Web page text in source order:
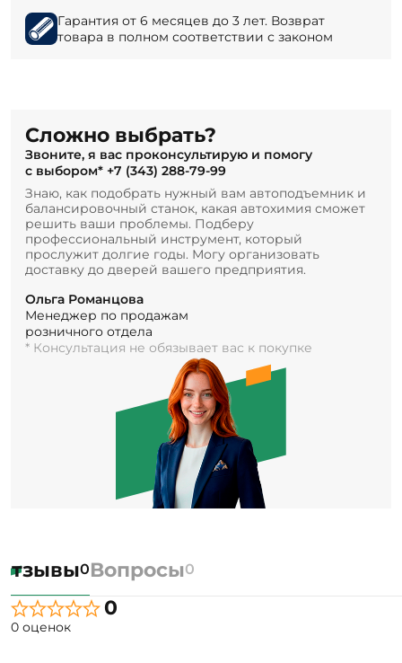
Гарантия от 6 месяцев до 3 лет. Возврат
товара в полном соответствии с законом
Сложно выбрать?
Звоните, я вас проконсультирую и помогу
с выбором* +7 (343) 288-79-99
Знаю, как подобрать нужный вам автоподъемник и
балансировочный станок, какая автохимия сможет
решить ваши проблемы. Подберу
профессиональный инструмент, который
прослужит долгие годы. Могу организовать
доставку до дверей вашего предприятия.
Ольга Романцова
Менеджер по продажам
розничного отдела
* Консультация не обязывает вас к покупке
0Вопросы0
0
0 оценок